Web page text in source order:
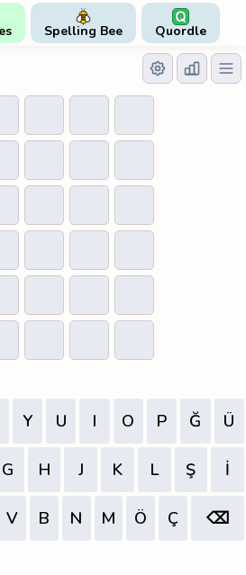
Spelling Bee Quordle
Y U I O P Ğ Ü
G H J K L Ş İ
V B N M Ö Ç ⌫